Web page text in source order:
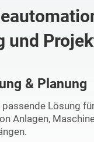
und
& Planung
passende Lösung
Anlagen,